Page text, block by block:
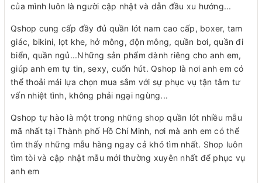
của mình luôn là người cập nhật và dẫn đầu xu hướng...
Qshop cung cấp đầy đủ quần lót nam cao cấp, boxer, tam
giác, bikini, lọt khe, hở mông, độn mông, quần bơi, quần đi
biển, quần ngủ...Những sản phẩm dành riêng cho anh em,
giúp anh em tự tin, sexy, cuốn hút. Qshop là nơi anh em có
thể thoải mái lựa chọn mua sắm với sự phục vụ tận tâm tư
vấn nhiệt tình, không phải ngại ngùng...
Qshop tự hào là một trong những shop quần lót nhiều mẫu
mã nhất tại Thành phố Hồ Chí Minh, nơi mà anh em có thể
tìm thấy những mẫu hàng ngay cả khó tìm nhất. Shop luôn
tìm tòi và cập nhật mẫu mới thường xuyên nhất để phục vụ
anh em